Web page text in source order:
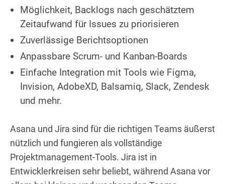
Möglichkeit, Backlogs nach geschätztem
Zeitaufwand für Issues zu priorisieren
Zuverlässige Berichtsoptionen
Anpassbare Scrum- und Kanban-Boards
Einfache Integration mit Tools wie Figma,
Invision, AdobeXD, Balsamiq, Slack, Zendesk
und mehr.
Asana und Jira sind für die richtigen Teams äußerst
nützlich und fungieren als vollständige
Projektmanagement-Tools. Jira ist in
Entwicklerkreisen sehr beliebt, während Asana vor